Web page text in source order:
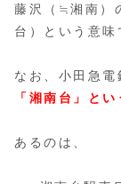
藤沢（≒湘南）
台）という意味
なお、小田急電
「湘南台」と
あるのは、